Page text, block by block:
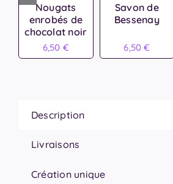
Nougats
enrobés de
chocolat noir
6,50 €
Savon de
Bessenay
6,50€
Description
Livraisons
Création unique